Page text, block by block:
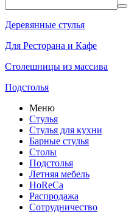
Деревянные стулья
Для Ресторана и Кафе
Столешницы из массива
Подстолья
Меню
Стулья
Стулья для кухни
Барные стулья
Столы
Подстолья
Летняя мебель
HoReCa
Распродажа
Сотрудничество